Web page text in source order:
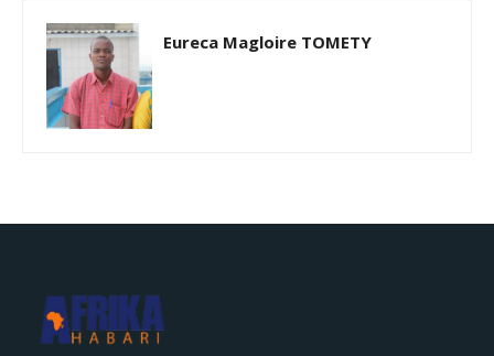
Eureca Magloire TOMETY